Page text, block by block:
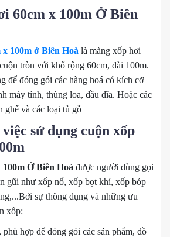
60cm x 100m Ở Biên
100m ở Biên Hoà là màng xốp hơi
tròn với khổ rộng 60cm, dài 100m.
để đóng gói các hàng hoá có kích cỡ
máy tính, thùng loa, đầu đĩa. Hoặc các
ghế và các loại tủ gỗ
sử dụng cuộn xốp
Ở Biên Hoà được người dùng gọi
gũi như xốp nổ, xốp bọt khí, xốp bóp
sự thông dụng và những ưu
xốp:
hợp để đóng gói các sản phẩm, đồ